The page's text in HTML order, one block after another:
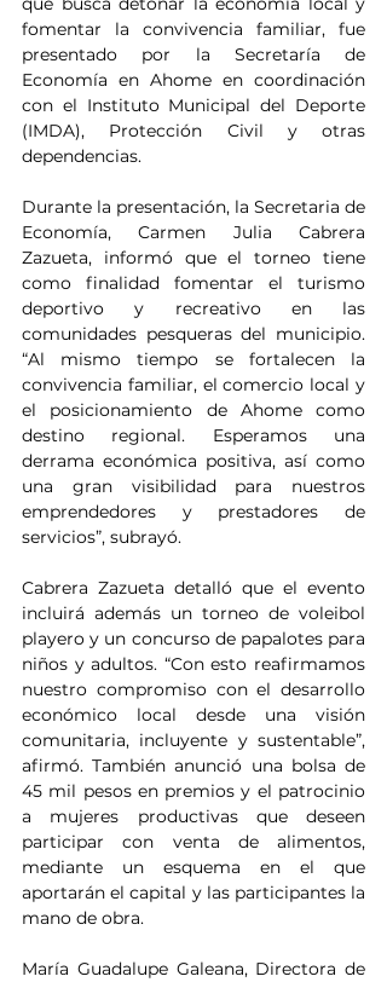
fomentar la convivencia familiar, fue
presentado por la Secretaría de
Economía en Ahome en coordinación
con el Instituto Municipal del Deporte
(IMDA), Protección Civil y otras
dependencias.
Durante la presentación, la Secretaria de
Economía, Carmen Julia Cabrera
Zazueta, informó que el torneo tiene
como finalidad fomentar el turismo
deportivo y recreativo en las
comunidades pesqueras del municipio.
“Al mismo tiempo se fortalecen la
convivencia familiar, el comercio local y
el posicionamiento de Ahome como
destino regional. Esperamos una
derrama económica positiva, así como
una gran visibilidad para nuestros
emprendedores y prestadores de
servicios”, subrayó.
Cabrera Zazueta detalló que el evento
incluirá además un torneo de voleibol
playero y un concurso de papalotes para
niños y adultos. “Con esto reafirmamos
nuestro compromiso con el desarrollo
económico local desde una visión
comunitaria, incluyente y sustentable”,
afirmó. También anunció una bolsa de
45 mil pesos en premios y el patrocinio
a mujeres productivas que deseen
participar con venta de alimentos,
mediante un esquema en el que
aportarán el capital y las participantes la
mano de obra.
María Guadalupe Galeana, Directora de